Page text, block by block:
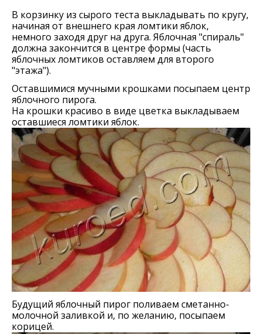
В корзинку из сырого теста выкладывать по кругу,
начиная от внешнего края ломтики яблок,
немного заходя друг на друга. Яблочная "спираль"
должна закончится в центре формы (часть
яблочных ломтиков оставляем для второго
"этажа").
Оставшимися мучными крошками посыпаем центр
яблочного пирога.
На крошки красиво в виде цветка выкладываем
оставшиеся ломтики яблок.
Будущий яблочный пирог поливаем сметанно-
молочной заливкой и, по желанию, посыпаем
корицей.